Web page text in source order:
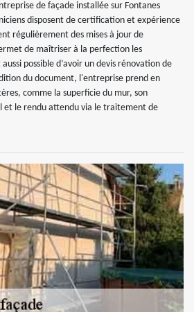
de façade installée sur Fontanes
disposent de certification et expérience
régulièrement des mises à jour de
de maîtriser à la perfection les
possible d’avoir un devis rénovation de
du document, l'entreprise prend en
comme la superficie du mur, son
et le rendu attendu via le traitement de